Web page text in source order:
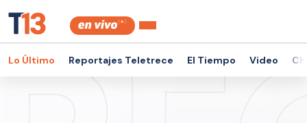
Lo Último Reportajes Teletrece El Tiempo Video